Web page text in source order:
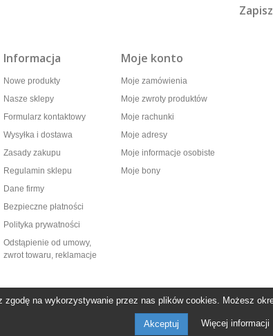
Informacja
Nowe produkty
Nasze sklepy
Formularz kontaktowy
Wysyłka i dostawa
Zasady zakupu
Regulamin sklepu
Dane firmy
Bezpieczne płatności
Polityka prywatności
Odstąpienie od umowy,
zwrot towaru, reklamacje
Moje konto
Moje zamówienia
Moje zwroty produktów
Moje rachunki
Moje adresy
Moje informacje osobiste
Moje bony
na wykorzystywanie przez nas plików cookies. Możesz
Akceptuj Więcej informacji